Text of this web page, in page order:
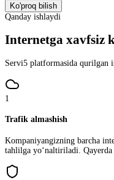
Ko'proq bilish
Qanday ishlaydi
Internetga xavfsiz
Servi5 platformasida qurilgan
1
Trafik almashish
Kompaniyangizning barcha
tahlilga yo‘naltiriladi. Qayerda